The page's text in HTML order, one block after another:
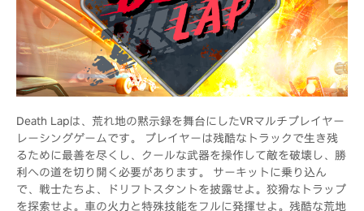
Death Lapは、荒れ地の黙示録を舞台にしたVRマルチプレイヤー
レーシングゲームです。 プレイヤーは残酷なトラックで生き残
るために最善を尽くし、クールな武器を操作して敵を破壊し、勝
利への道を切り開く必要があります。 サーキットに乗り込ん
で、戦士たちよ、ドリフトスタントを披露せよ。狡猾なトラップ
を探索せよ。車の火力と特殊技能をフルに発揮せよ。残酷な荒地